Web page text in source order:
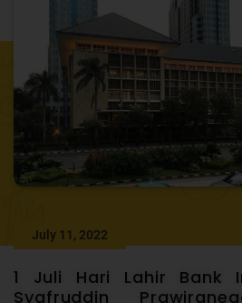
July 11, 2022
1 Juli Hari Lahir Bank
Syafruddin